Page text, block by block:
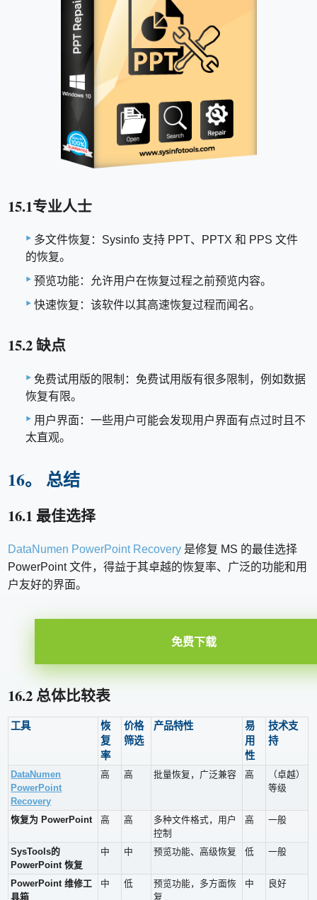
15.1专业人士
多文件恢复：Sysinfo 支持 PPT、PPTX 和 PPS 文件
的恢复。
预览功能：允许用户在恢复过程之前预览内容。
快速恢复：该软件以其高速恢复过程而闻名。
15.2 缺点
免费试用版的限制：免费试用版有很多限制，例如数据
恢复有限。
用户界面：一些用户可能会发现用户界面有点过时且不
太直观。
16。 总结
16.1 最佳选择
DataNumen PowerPoint Recovery 是修复 MS 的最佳选择
PowerPoint 文件，得益于其卓越的恢复率、广泛的功能和用
户友好的界面。
免费下载
16.2 总体比较表
工具
恢
复
率
价格
筛选
产品特性
易
用
性
技术支
持
DataNumen
PowerPoint
Recovery
高 高 批量恢复，广泛兼容 高
（卓越）
等级
恢复为 PowerPoint 高 高
多种文件格式，用户
控制
高 一般
SysTools的
PowerPoint 恢复
中 中 预览功能、高级恢复 低 一般
PowerPoint 维修工
具箱
中 低
预览功能，多方面恢
复
中 良好